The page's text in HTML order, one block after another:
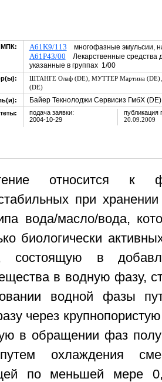
МПК: A61K9/113 многофазные эмульсии,
A61P43/00 Лекарственные средства
указанные в группах 1/00
ШТАНГЕ Олаф (DE), МУТТЕР Мартина (DE)
(DE)
Байер Текнолоджи Сервисиз ГмбХ (DE)
подача заявки:
2004-10-29
публикация
20.09.2009
относится к
при
вода/масло/вода,
биологически
состоящую в
в водную фазу,
водной фазы
через
в обращении фаз
охлаждения
по меньшей мере